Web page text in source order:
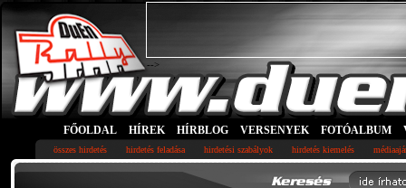
-->
FŐOLDAL HÍREK HÍRBLOG VERSENYEK FOTÓALBUM
összes hirdetés hirdetés feladása hirdetési szabályok hirdetés kiemelés